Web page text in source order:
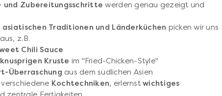
und Zubereitungsschritte werden genau gezeigt und
Traditionen und Länderküchen picken wir uns
z.B.
Chili Sauce
knusprigen Kruste im "Fried-Chicken-Style"
Überraschung aus dem südlichen Asien
Kochtechniken, erlernstwichtiges